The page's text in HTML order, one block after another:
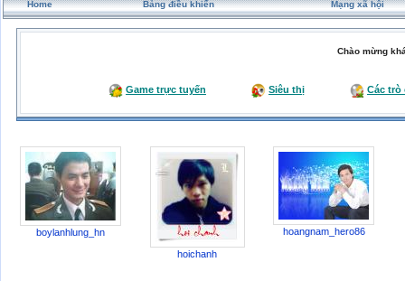
Home Bảng điều khiển Mạng xã hội
Chào mừng
Game trực tuyến Siêu thị Các trò
boylanhlung_hn
hoichanh
hoangnam_hero86